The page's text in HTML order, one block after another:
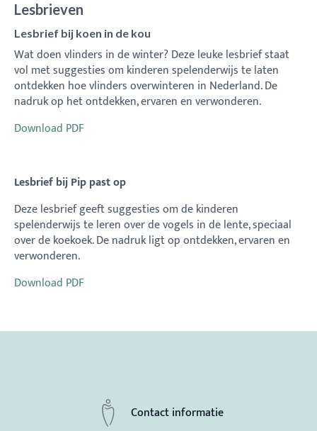
Lesbrieven
Lesbrief bij koen in de kou
Wat doen vlinders in de winter? Deze leuke lesbrief staat
vol met suggesties om kinderen spelenderwijs te laten
ontdekken hoe vlinders overwinteren in Nederland. De
nadruk op het ontdekken, ervaren en verwonderen.
Download PDF
Lesbrief bijPip past op
Deze lesbrief geeft suggesties om de kinderen
spelenderwijs te leren over de vogels in de lente, speciaal
over de koekoek. De nadruk ligt op ontdekken, ervaren en
verwonderen.
Download PDF
Contact informatie